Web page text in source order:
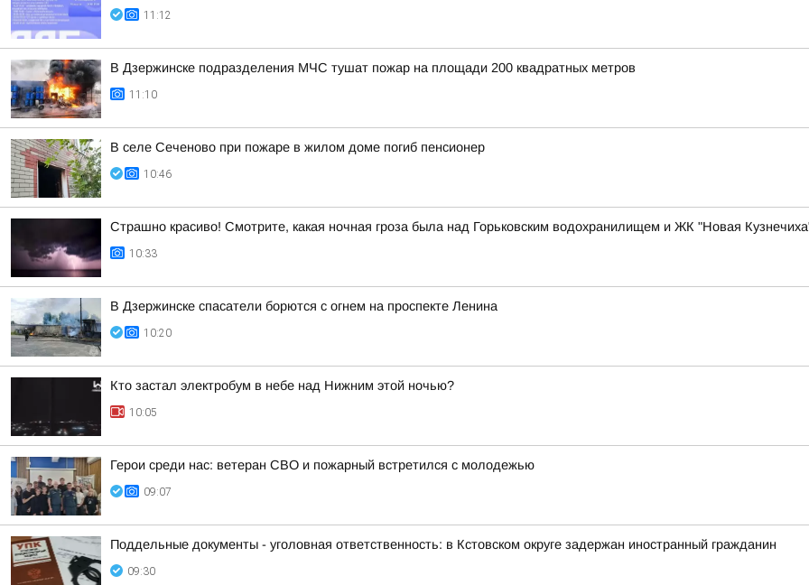
11:12
В Дзержинске подразделения МЧС тушат пожар на площади 200 квадратных метров
11:10
В селе Сеченово при пожаре в жилом доме погиб пенсионер
10:46
Страшно красиво! Смотрите, какая ночная гроза была над Горьковским водохранилищем и ЖК "Новая
10:33
В Дзержинске спасатели борются с огнем на проспекте Ленина
10:20
Кто застал электробум в небе над Нижним этой ночью?
10:05
Герои среди нас: ветеран СВО и пожарный встретился с молодежью
09:07
Поддельные документы - уголовная ответственность: в Кстовском округе задержан иностранный гражданин
09:30